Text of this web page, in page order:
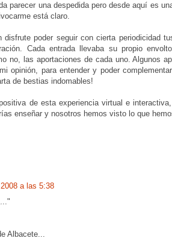
parecer una despedida pero desde aquí es
está claro.
disfrute poder seguir con cierta periodicidad
Cada entrada llevaba su propio
no, las aportaciones de cada uno. Algunos
opinión, para entender y poder
de bestias indomables!
de esta experiencia virtual e
enseñar y nosotros hemos visto lo que
a las 5:38
Albacete...